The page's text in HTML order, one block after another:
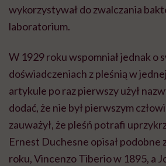
wykorzystywał do zwalczania
laboratorium.
W 1929 roku wspomniał jednak o
doświadczeniach z pleśnią w
artykule po raz pierwszy użył
dodać, że nie był pierwszym
zauważył, że pleśń potrafi
Ernest Duchesne opisał podobne
roku, Vincenzo Tiberio w 1895, a